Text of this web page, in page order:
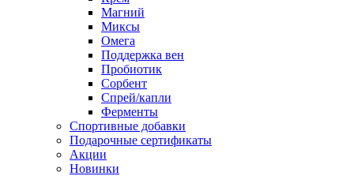
Магний
Миксы
Омега
Поддержка вен
Пробиотик
Сорбент
Спрей/капли
Ферменты
Спортивные добавки
Подарочные сертификаты
Акции
Новинки